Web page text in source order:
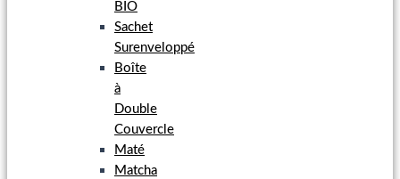
BIO
Sachet
Surenveloppé
Boîte
à
Double
Couvercle
Maté
Matcha